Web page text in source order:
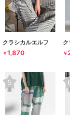
クラシカルエルフ
￥1,870 ￥